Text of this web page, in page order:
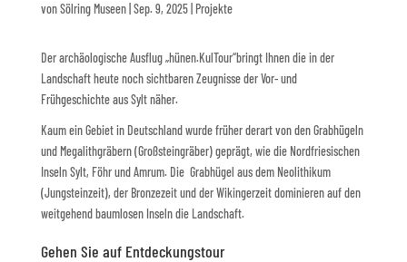
vonSölring Museen| Sep. 9, 2025| Projekte
Der archäologische Ausflug „hünen.KulTour“bringt Ihnen die in der
Landschaft heute noch sichtbaren Zeugnisse der Vor- und
Frühgeschichte aus Sylt näher.
Kaum ein Gebiet in Deutschland wurde früher derart von den Grabhügeln
und Megalithgräbern (Großsteingräber) geprägt, wie die Nordfriesischen
Inseln Sylt, Föhr und Amrum. Die Grabhügel aus dem Neolithikum
(Jungsteinzeit), der Bronzezeit und der Wikingerzeit dominieren auf den
weitgehend baumlosen Inseln die Landschaft.
Gehen Sie auf Entdeckungstour